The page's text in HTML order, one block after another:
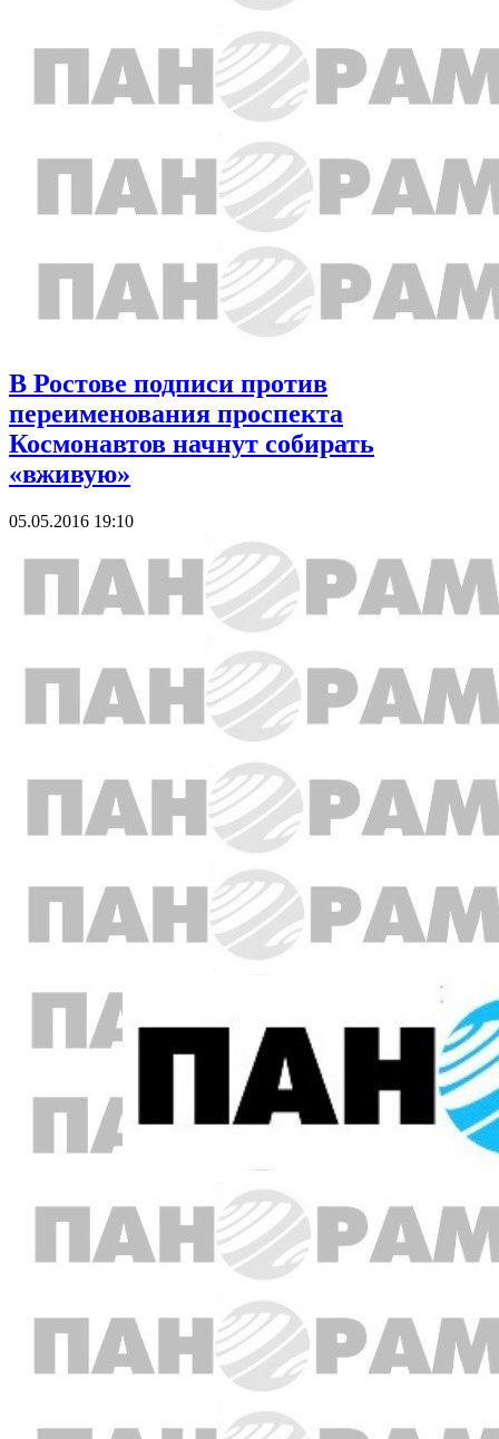
В Ростове подписи против
переименования проспекта
Космонавтов начнут собирать
«вживую»
05.05.2016 19:10